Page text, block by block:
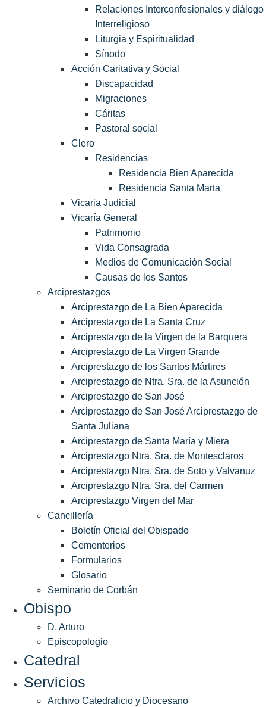
Relaciones Interconfesionales y diálogo
Interreligioso
Liturgia y Espiritualidad
Sínodo
Acción Caritativa y Social
Discapacidad
Migraciones
Cáritas
Pastoral social
Clero
Residencias
Residencia Bien Aparecida
Residencia Santa Marta
Vicaria Judicial
Vicaría General
Patrimonio
Vida Consagrada
Medios de Comunicación Social
Causas de los Santos
Arciprestazgos
Arciprestazgo de La Bien Aparecida
Arciprestazgo de La Santa Cruz
Arciprestazgo de la Virgen de la Barquera
Arciprestazgo de La Virgen Grande
Arciprestazgo de los Santos Mártires
Arciprestazgo de Ntra. Sra. de la Asunción
Arciprestazgo de San José
Arciprestazgo de San José Arciprestazgo de
Santa Juliana
Arciprestazgo de Santa María y Miera
Arciprestazgo Ntra. Sra. de Montesclaros
Arciprestazgo Ntra. Sra. de Soto y Valvanuz
Arciprestazgo Ntra. Sra. del Carmen
Arciprestazgo Virgen del Mar
Cancillería
Boletín Oficial del Obispado
Cementerios
Formularios
Glosario
Seminario de Corbán
Obispo
D. Arturo
Episcopologio
Catedral
Servicios
Archivo Catedralicio y Diocesano